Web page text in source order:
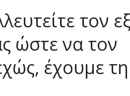
τον
ώστε να τον
έχουμε